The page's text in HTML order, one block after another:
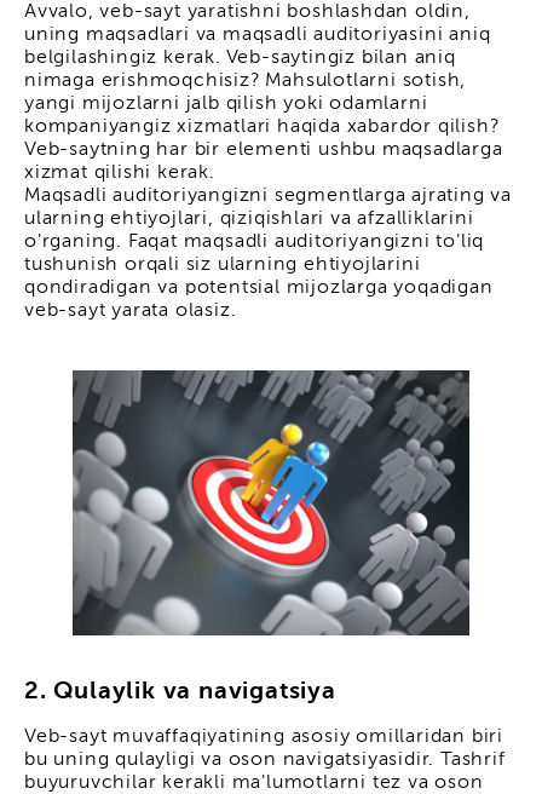
Avvalo, veb-sayt yaratishni boshlashdan oldin,
uning maqsadlari va maqsadli auditoriyasini aniq
belgilashingiz kerak. Veb-saytingiz bilan aniq
nimaga erishmoqchisiz? Mahsulotlarni sotish,
yangi mijozlarni jalb qilish yoki odamlarni
kompaniyangiz xizmatlari haqida xabardor qilish?
Veb-saytning har bir elementi ushbu maqsadlarga
xizmat qilishi kerak.
Maqsadli auditoriyangizni segmentlarga ajrating va
ularning ehtiyojlari, qiziqishlari va afzalliklarini
o'rganing. Faqat maqsadli auditoriyangizni to'liq
tushunish orqali siz ularning ehtiyojlarini
qondiradigan va potentsial mijozlarga yoqadigan
veb-sayt yarata olasiz.
2. Qulaylik va navigatsiya
Veb-sayt muvaffaqiyatining asosiy omillaridan biri
bu uning qulayligi va oson navigatsiyasidir. Tashrif
buyuruvchilar kerakli ma'lumotlarni tez va oson